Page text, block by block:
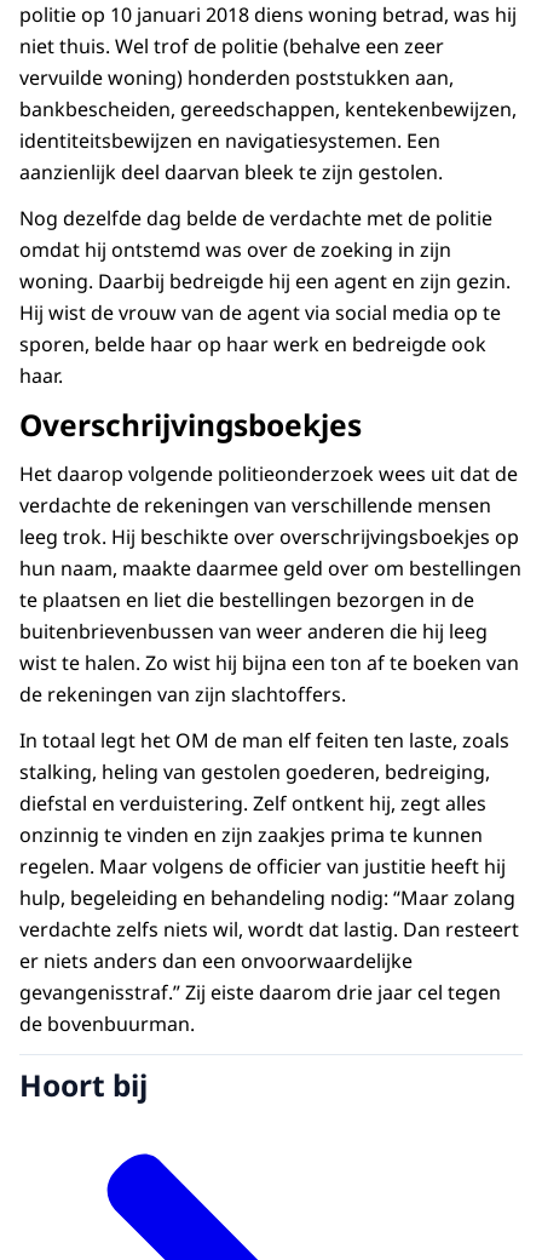
politie op 10 januari 2018 diens woning betrad, was hij
niet thuis. Wel trof de politie (behalve een zeer
vervuilde woning) honderden poststukken aan,
bankbescheiden, gereedschappen, kentekenbewijzen,
identiteitsbewijzen en navigatiesystemen. Een
aanzienlijk deel daarvan bleek te zijn gestolen.
Nog dezelfde dag belde de verdachte met de politie
omdat hij ontstemd was over de zoeking in zijn
woning. Daarbij bedreigde hij een agent en zijn gezin.
Hij wist de vrouw van de agent via social media op te
sporen, belde haar op haar werk en bedreigde ook
haar.
Overschrijvingsboekjes
Het daarop volgende politieonderzoek wees uit dat de
verdachte de rekeningen van verschillende mensen
leeg trok. Hij beschikte over overschrijvingsboekjes op
hun naam, maakte daarmee geld over om bestellingen
te plaatsen en liet die bestellingen bezorgen in de
buitenbrievenbussen van weer anderen die hij leeg
wist te halen. Zo wist hij bijna een ton af te boeken van
de rekeningen van zijn slachtoffers.
In totaal legt het OM de man elf feiten ten laste, zoals
stalking, heling van gestolen goederen, bedreiging,
diefstal en verduistering. Zelf ontkent hij, zegt alles
onzinnig te vinden en zijn zaakjes prima te kunnen
regelen. Maar volgens de officier van justitie heeft hij
hulp, begeleiding en behandeling nodig: “Maar zolang
verdachte zelfs niets wil, wordt dat lastig. Dan resteert
er niets anders dan een onvoorwaardelijke
gevangenisstraf.” Zij eiste daarom drie jaar cel tegen
de bovenbuurman.
Hoort bij